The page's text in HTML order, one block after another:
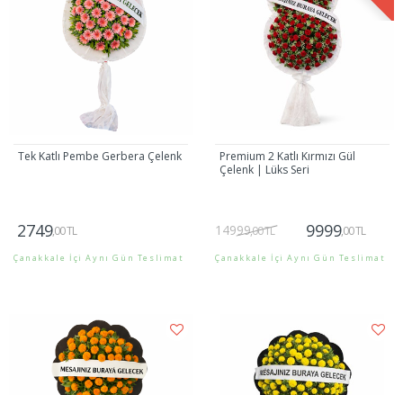
Tek Katlı Pembe Gerbera Çelenk
2749,00 TL
Çanakkale İçi Aynı Gün Teslimat
Premium 2 Katlı Kırmızı Gül
Çelenk | Lüks Seri
14999,00 TL 9999,00 TL
Çanakkale İçi Aynı Gün Teslimat